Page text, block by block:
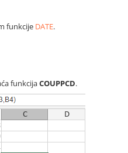
funkcije DATE.
funkcijaCOUPPCD.